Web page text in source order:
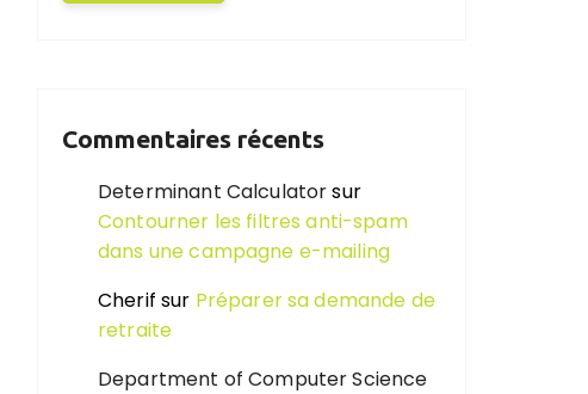
Commentaires récents
Determinant Calculatorsur
Contourner les filtres anti-spam
dans une campagne e-mailing
Cherif sur Préparer sa demande de
retraite
Department of Computer Science